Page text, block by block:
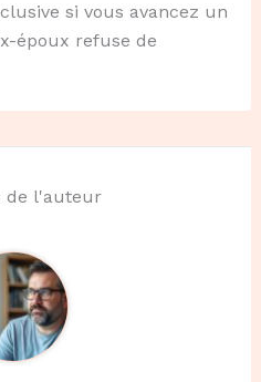
si vous avancez un
époux refuse de
de l'auteur